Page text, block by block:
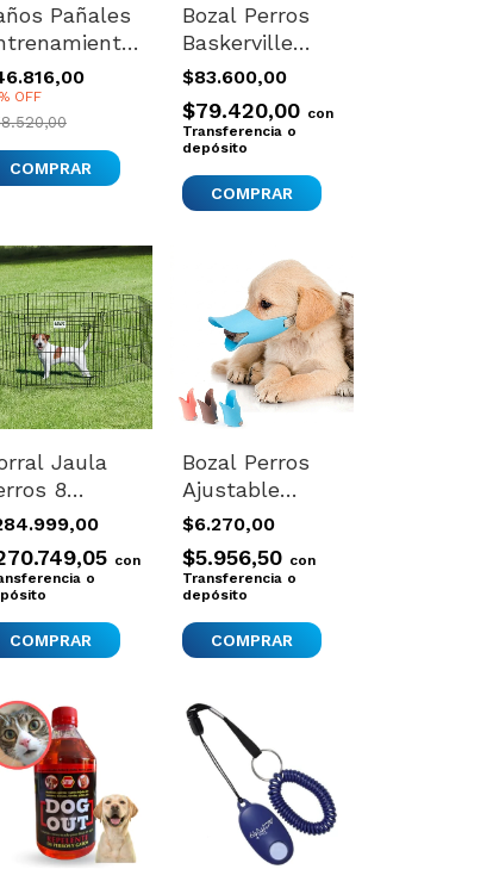
Pañales
60x45
Trainer
Azul
OFF
Bozal Perros
Baskerville
Importado
Talle 6
Comodo
Seguro Color
Variado
$83.600,00
$79.420,00 con
Transferencia o
depósito
Jaula
8
Savic
Park 1
con
o
Bozal Perros
Ajustable
Silicona Pato
$6.270,00
$5.956,50 con
Transferencia o
depósito
COMPRAR